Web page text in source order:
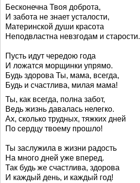
Бесконечна Твоя доброта,
И забота не знает усталости,
Материнской души красота
Неподвластна невзгодам и старости.
Пусть идут чередою года
И ложатся морщинки упрямо.
Будь здорова Ты, мама, всегда,
Будь и счастлива, милая мама!
Ты, как всегда, полна забот,
Ведь жизнь давалась нелегко.
Ах, сколько трудных, тяжких дней
По сердцу твоему прошло!
Ты заслужила в жизни радость
На много дней уже вперед.
Так будь же счастлива, здорова
И каждый день, и каждый год!